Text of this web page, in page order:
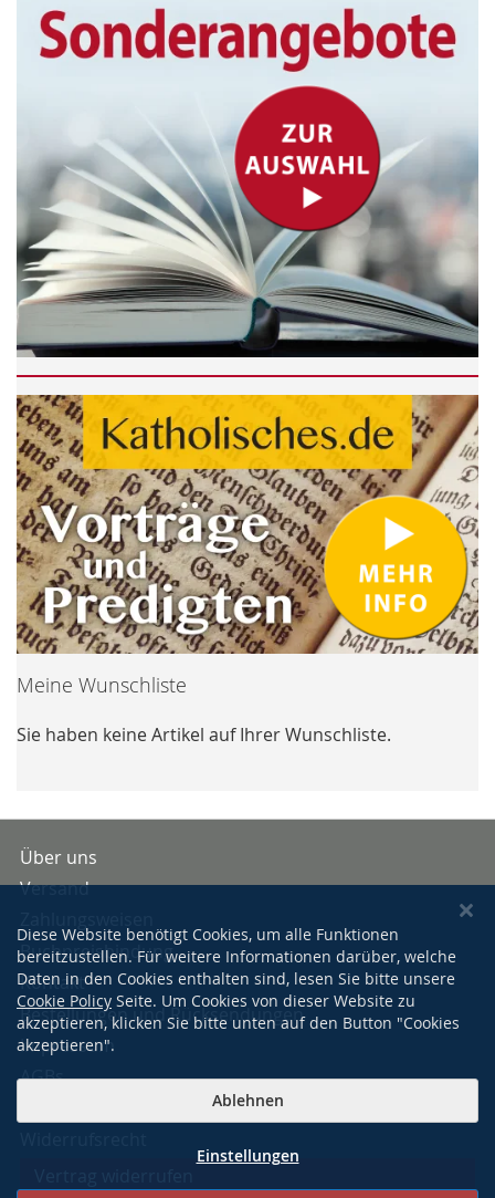
Meine Wunschliste
Sie haben keine Artikel auf Ihrer Wunschliste.
Über uns
Versand
Buchpreisbindung
Kontakt
Bestellungen und Rücksendungen
Impressum
AGBs
Diese Website benötigt Cookies, um alle Funktionen
bereitzustellen. Für weitere Informationen darüber, welche
Daten in den Cookies enthalten sind, lesen Sie bitte unsere
Cookie Policy Seite. Um Cookies von dieser Website zu
akzeptieren, klicken Sie bitte unten auf den Button "Cookies
akzeptieren".
Ablehnen
Einstellungen